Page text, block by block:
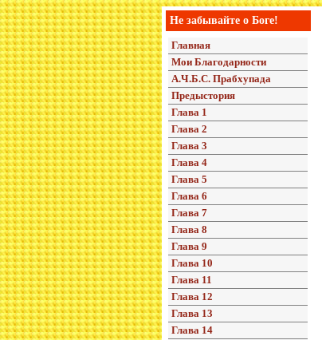
Не забывайте о Боге!
Главная
Мои Благодарности
А.Ч.Б.С. Прабхупада
Предыстория
Глава 1
Глава 2
Глава 3
Глава 4
Глава 5
Глава 6
Глава 7
Глава 8
Глава 9
Глава 10
Глава 11
Глава 12
Глава 13
Глава 14